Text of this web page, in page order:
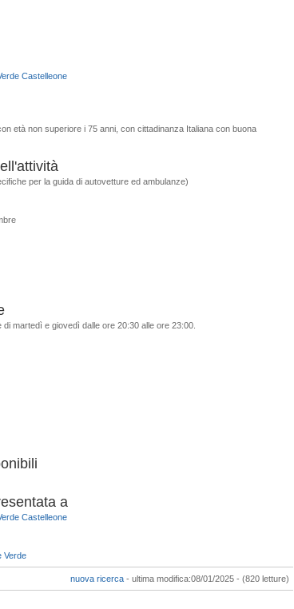
Castelleone
età non superiore i 75 anni, con cittadinanza Italiana con buona
per la guida di autovetture ed ambulanze)
martedì e giovedì dalle ore 20:30 alle ore 23:00.
a
Castelleone
Verde
nuova ricerca - ultima modifica:08/01/2025 - (820 letture)